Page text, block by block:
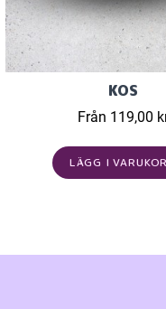
KOS
Från 119,00
LÄGG I